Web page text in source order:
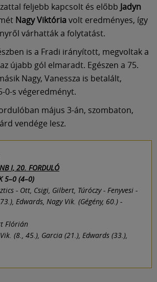
feljebb kapcsolt és előbb Jadyn
Nagy Viktóriavolt eredményes, így
várhatták a folytatást.
is a Fradi irányított, megvoltak a
újabb gól elmaradt. Egészen a 75.
Nagy, Vanessza is betalált,
0-s végeredményt.
május 3-án, szombaton,
vendége lesz.
I, 20. FORDULÓ
5–0 (4–0)
- Ott, Csigi, Gilbert, Túróczy - Fenyvesi -
Edwards, Nagy Vik. (Gégény, 60.) -
Flórián
(8., 45.), Garcia (21.), Edwards (33.),